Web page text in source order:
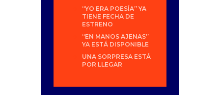
“YO ERA POESÍA” YA
TIENE FECHA DE
ESTRENO
“EN MANOS AJENAS”
YA ESTÁ DISPONIBLE
UNA SORPRESA ESTÁ
POR LLEGAR